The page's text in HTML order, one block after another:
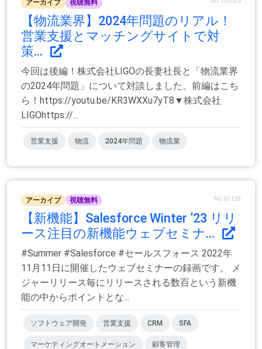
アーカイブ 視聴無料
【物流業界】2024年問題のリアル！
営業支援とマッチングサイトで対
策...
今回は後編！株式会社LIGOの長妻社長と「物流業界
の2024年問題」について対談しました。前編はこち
ら！https://youtu.be/KR3WXXu7yT8▼株式会社
LIGOhttps://...
営業支援 物流 2024年問題 物流業
アーカイブ 視聴無料 No.65128
【新機能】Salesforce Winter ’23 リリ
ース注目の新機能ウェブセミナ...
#Summer #Salesforce #セールスフォース 2022年
11月11日に開催したウェブセミナーの録画です。 メ
ジャーリリース毎にリリースされる数百という新機
能の中からポイントとな...
ソフトウェア開発 営業支援 CRM SFA
マーケティングオートメーション 顧客管理